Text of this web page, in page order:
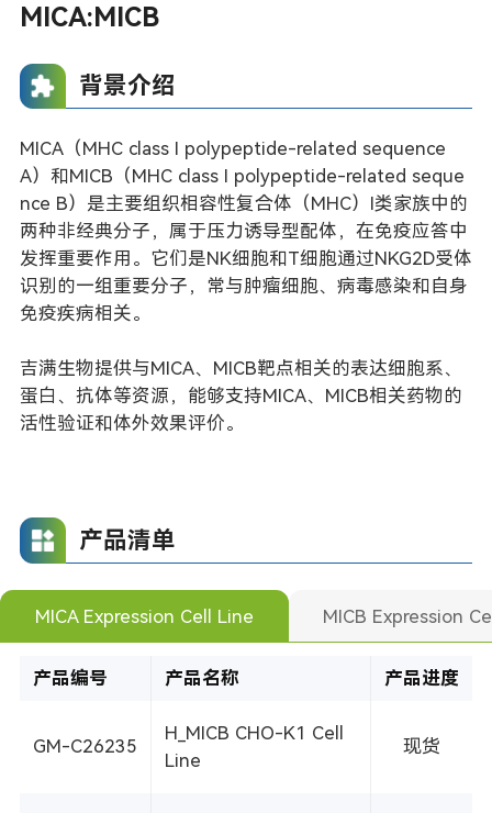
MICA:MICB
背景介绍
MICA（MHC class I polypeptide-related sequence
A）和MICB（MHC class I polypeptide-related seque
nce B）是主要组织相容性复合体（MHC）I类家族中的
两种非经典分子，属于压力诱导型配体，在免疫应答中
发挥重要作用。它们是NK细胞和T细胞通过NKG2D受体
识别的一组重要分子，常与肿瘤细胞、病毒感染和自身
免疫疾病相关。
吉满生物提供与MICA、MICB靶点相关的表达细胞系、
蛋白、抗体等资源，能够支持MICA、MICB相关药物的
活性验证和体外效果评价。
产品清单
MICA Expression Cell Line MICB Expression
产品编号 产品名称 产品进度
GM-C26235
H_MICB CHO-K1 Cell
Line
现货